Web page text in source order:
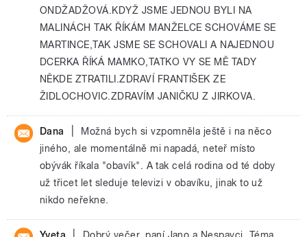
ONDŽADŽOVÁ.KDYŽ JSME JEDNOU BYLI NA
MALINÁCH TAK ŘÍKÁM MANŽELCE SCHOVÁME SE
MARTINCE,TAK JSME SE SCHOVALI A NAJEDNOU
DCERKA ŘÍKÁ MAMKO,TATKO VY SE MĚ TADY
NĚKDE ZTRATILI.ZDRAVÍ FRANTIŠEK ZE
ŽIDLOCHOVIC.ZDRAVÍM JANIČKU Z JIRKOVA.
Dana
Možná bych si vzpomněla ještě i na něco
jiného, ale momentálně mi napadá, neteř místo
obývák říkala "obavík". A tak celá rodina od té doby
už třicet let sleduje televizi v obavíku, jinak to už
nikdo neřekne.
Yveta Dobrý večer, paní Jano a Nespavci. Téma